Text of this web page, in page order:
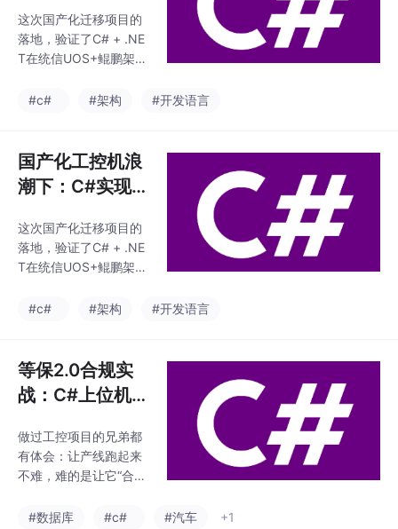
机，产线调整、工艺升
级都非常灵活。后续可
以从两个方向继续深
觉，将工件位置偏差通
件的精准焊接；二是对
接工厂MES
信UOS+鲲鹏架
构上的无缝兼容
这次国产化迁移项目的
落地，验证了C# + .NE
T在统信UOS+鲲鹏架构
可行性。Modbus作为
改造后可以实现无缝兼
容，存量代码复用率超
过80%，整体迁移周期
全重写的方案。工控软
件国产化不是简单的代
码搬家，核心是要理解
作系统的底层差异，把
提供一致的运行环境。
对于
#c# #架构 #开发语言
国产化工控机浪
潮下：C#实现M
信UOS+鲲鹏架
构上的无缝兼容
这次国产化迁移项目的
落地，验证了C# + .NE
T在统信UOS+鲲鹏架构
可行性。Modbus作为
改造后可以实现无缝兼
容，存量代码复用率超
过80%，整体迁移周期
全重写的方案。工控软
件国产化不是简单的代
码搬家，核心是要理解
作系统的底层差异，把
#c# #架构 #开发语言
等保2.0合规实
战：C#上位机
数据库在汽车零
部件产线的落地
做过工控项目的兄弟都
有体会：让产线跑起来
不难，难的是让它“合规
接了一个汽车Tier1供应
#数据库 #c# #汽车 +1